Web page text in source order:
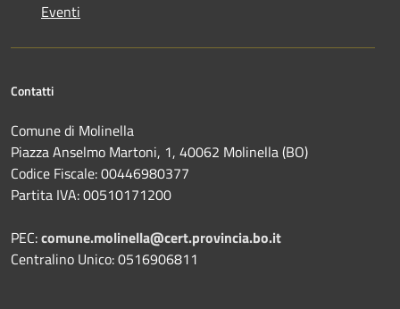
Eventi
Contatti
Comune di Molinella
Piazza Anselmo Martoni, 1, 40062 Molinella (BO)
Codice Fiscale: 00446980377
Partita IVA: 00510171200
PEC:comune.molinella@cert.provincia.bo.it
Centralino Unico: 0516906811